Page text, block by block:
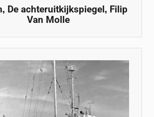
, De achteruitkijkspiegel, Filip
Van Molle